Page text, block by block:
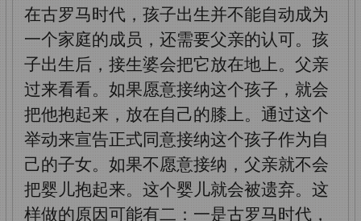
在古罗马时代，孩子出生并不能自动成为
一个家庭的成员，还需要父亲的认可。孩
子出生后，接生婆会把它放在地上。父亲
过来看看。如果愿意接纳这个孩子，就会
把他抱起来，放在自己的膝上。通过这个
举动来宣告正式同意接纳这个孩子作为自
己的子女。如果不愿意接纳，父亲就不会
把婴儿抱起来。这个婴儿就会被遗弃。这
样做的原因可能有二：一是古罗马时代，